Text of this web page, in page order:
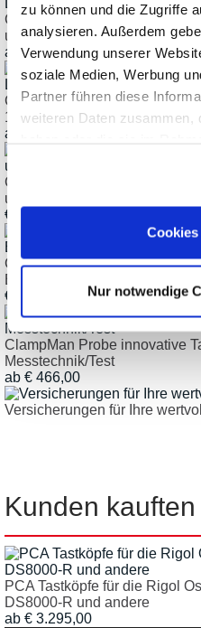
zu können und die Zugriffe
analysieren. Außerdem
Verwendung unserer
soziale Medien, Werbung
Partner führen diese
weiteren Daten zusammen,
Nur notwendige
ClampMan Light
und Baugruppen
ab € 513,00
ClampMan Midi innovative
162mm
ab € 784,00
ClampMan Standard
und Baugruppen
€ 1.634,00
ClampMan Full innovative
Baugruppen
€ 1.993,00
ClampMan Probe innovative
Messtechnik/Test
ab € 466,00
Versicherungen für Ihre
Kunden
PCA Tastköpfe für die Rigol
DS8000-R und andere
ab € 3.295,00